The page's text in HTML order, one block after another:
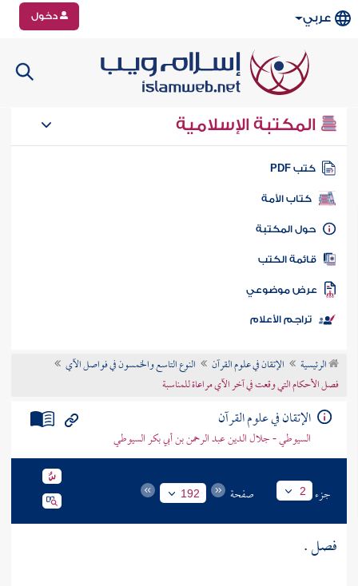
عربي دخول
المكتبة الإسلامية
كتب PDF
كتاب الأمة
المكتبة
الكتب
موضوعي
تراجم الأعلام
الرئيسية الإتقان في علوم القرآن
النوع التاسع والخمسون في فواصل الآي
فصل الأحكام التي وقعت في آخر الآي مراعاة للمناسبة
الإتقان في علوم القرآن
السيوطي - جلال الدين عبد الرحمن بن أبي بكر السيوطي
جزء 2 صفحة 192
فصل .